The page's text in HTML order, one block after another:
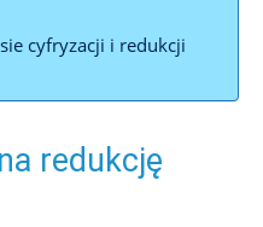
cyfryzacji i redukcji
redukcję